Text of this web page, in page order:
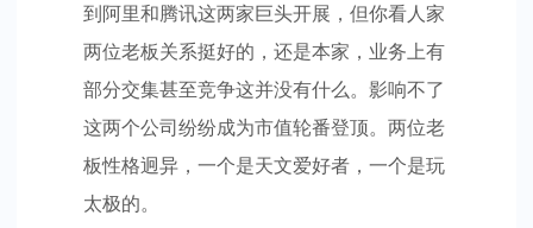
到阿里和腾讯这两家巨头开展，但你看人家
两位老板关系挺好的，还是本家，业务上有
部分交集甚至竞争这并没有什么。影响不了
这两个公司纷纷成为市值轮番登顶。两位老
板性格迥异，一个是天文爱好者，一个是玩
太极的。